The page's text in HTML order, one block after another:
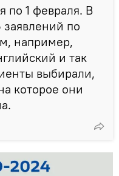
по 1 февраля. В
по
например,
и так
выбирали,
которое они